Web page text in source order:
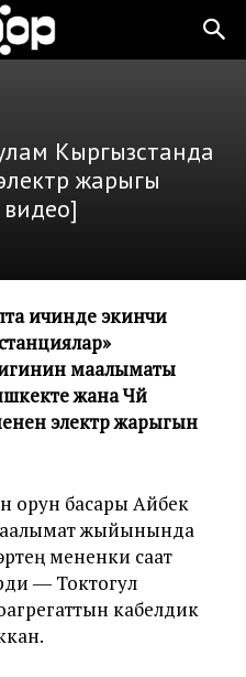
Кыргызстанда
жарыгы
ичинде экинчи
маалыматы
жана Чүй
электр жарыгын
орун басары Айбек
жыйынында
мененки саат
― Токтогул
кабелдик